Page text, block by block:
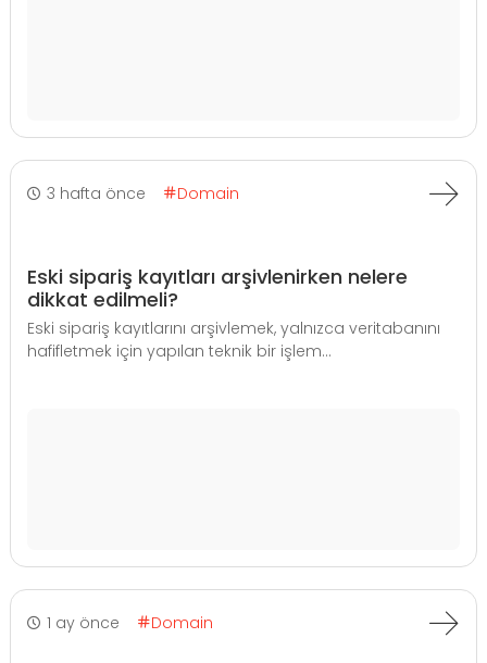
3 hafta önce Domain
Eski sipariş kayıtları arşivlenirken nelere
dikkat edilmeli?
Eski sipariş kayıtlarını arşivlemek, yalnızca veritabanını
hafifletmek için yapılan teknik bir işlem...
1 ay önce Domain